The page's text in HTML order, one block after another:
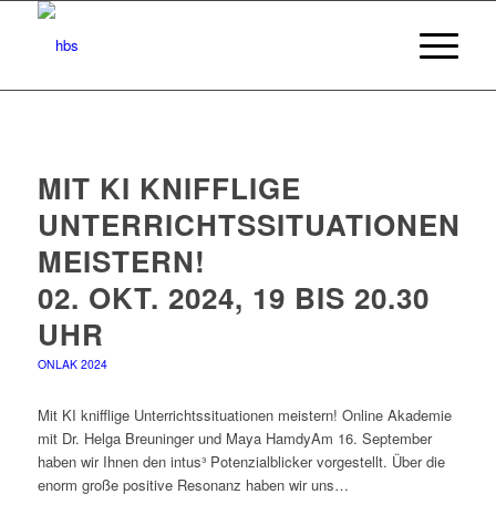
MIT KI KNIFFLIGE
UNTERRICHTSSITUATIONEN
MEISTERN!
02. OKT. 2024, 19 BIS 20.30
UHR
ONLAK 2024
Mit KI knifflige Unterrichtssituationen meistern! Online Akademie
mit Dr. Helga Breuninger und Maya HamdyAm 16. September
haben wir Ihnen den intus³ Potenzialblicker vorgestellt. Über die
enorm große positive Resonanz haben wir uns…